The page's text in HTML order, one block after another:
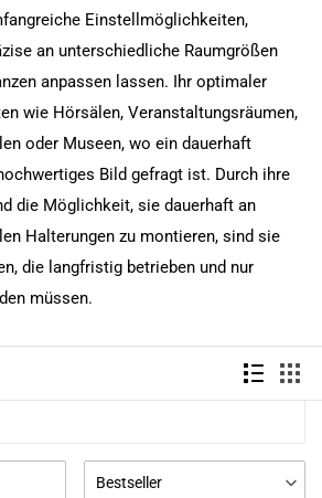
Einstellmöglichkeiten,
an unterschiedliche Raumgrößen
anpassen lassen. Ihr optimaler
wie Hörsälen, Veranstaltungsräumen,
oder Museen, wo ein dauerhaft
Bild gefragt ist. Durch ihre
die Möglichkeit, sie dauerhaft an
Halterungen zu montieren, sind sie
die langfristig betrieben und nur
müssen.
products in this collection.
Bestseller